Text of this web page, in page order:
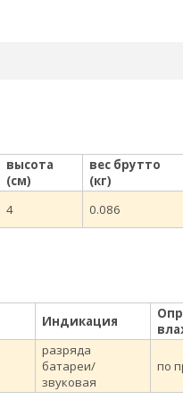
высота
(см)
вес брутто
(кг)
4 0.086
Индикация
разряда
батареи/
звуковая
по